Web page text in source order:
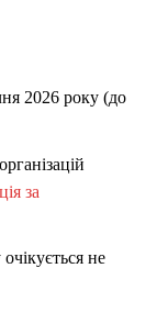
2026 року (до
за
не